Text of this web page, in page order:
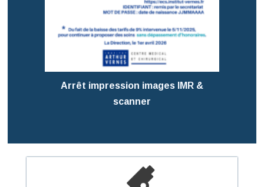
Arrêt impression images IMR &
scanner